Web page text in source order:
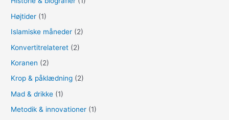
Højtider (1)
Islamiske måneder (2)
Konvertitrelateret (2)
Koranen (2)
Krop & påklædning (2)
Mad & drikke (1)
Metodik & innovationer (1)